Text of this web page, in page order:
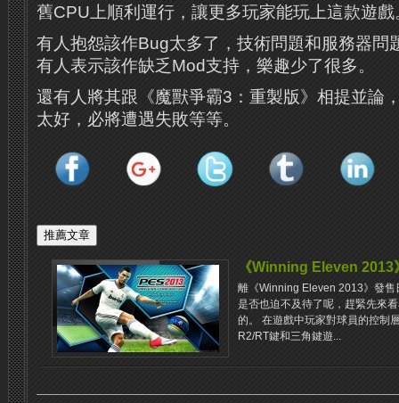
舊CPU上順利運行，讓更多玩家能玩上這款遊戲
有人抱怨該作Bug太多了，技術問題和服務器問
有人表示該作缺乏Mod支持，樂趣少了很多。
還有人將其跟《魔獸爭霸3：重製版》相提並論
太好，必將遭遇失敗等等。
《Winning Eleven
離《Winning Eleven 2013》發
是否也迫不及待了呢，趕緊先來
的。 在遊戲中玩家對球員的控制
R2/RT鍵和三角鍵遊...